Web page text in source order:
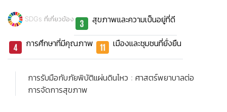
SDGs ที่เกี่ยวข้อง สุขภาพและความเป็นอยู่ที่ดี
การศึกษาที่มีคุณภาพ เมืองและชุมชนที่ยั่งยืน
การรับมือกับภัยพิบัติแผ่นดินไหว : ศาสตร์พยาบาลต่อ
การจัดการสุขภาพ